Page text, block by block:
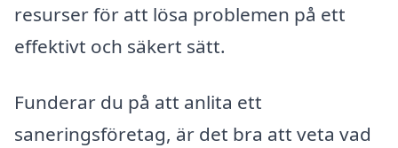
resurser för att lösa problemen på ett
effektivt och säkert sätt.
Funderar du på att anlita ett
saneringsföretag, är det bra att veta vad